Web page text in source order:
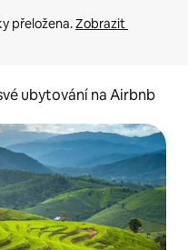
přeložena. Zobrazit
ubytování na Airbnb